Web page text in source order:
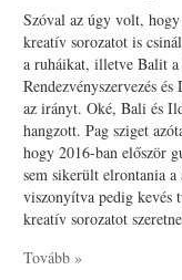
Szóval az úgy volt, hogy
kreatív sorozatot is
a ruháikat, illetve Balit
Rendezvényszervezés
az irányt. Oké, Bali és
hangzott. Pag sziget
hogy 2016-ban először
sem sikerült elrontania
viszonyítva pedig kevés
kreatív sorozatot
Tovább »